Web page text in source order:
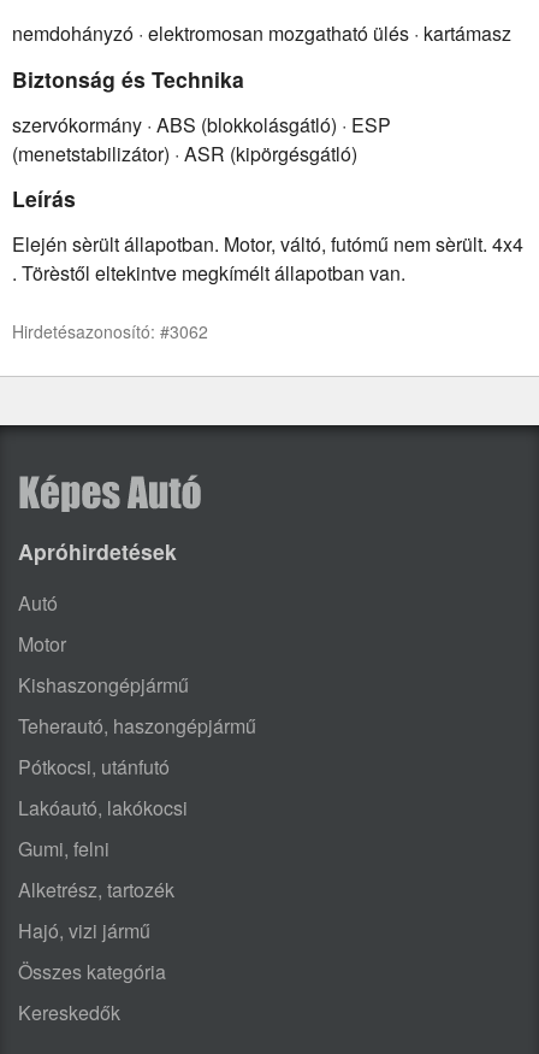
nemdohányzó · elektromosan mozgatható ülés · kartámasz
Biztonság és Technika
szervókormány · ABS (blokkolásgátló) · ESP
(menetstabilizátor) · ASR (kipörgésgátló)
Leírás
Elején sèrült állapotban. Motor, váltó, futómű nem sèrült. 4x4
. Törèstől eltekintve megkímélt állapotban van.
Hirdetésazonosító: #3062
Apróhirdetések
Autó
Motor
Kishaszongépjármű
Teherautó, haszongépjármű
Pótkocsi, utánfutó
Lakóautó, lakókocsi
Gumi, felni
Alketrész, tartozék
Hajó, vizi jármű
Összes kategória
Kereskedők